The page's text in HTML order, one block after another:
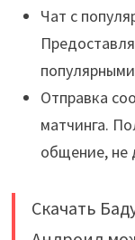
Чат с
Отправка
матчинга.
общение, не
Скачать